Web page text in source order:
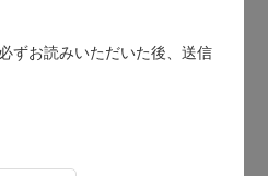
ずお読みいただいた後、送信